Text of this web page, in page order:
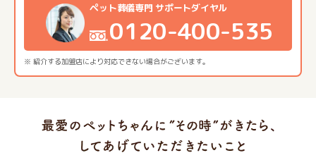
※ 紹介する加盟店により対応できない場合がございます。
ペット葬儀専門 サポートダイヤル
0120-400-535